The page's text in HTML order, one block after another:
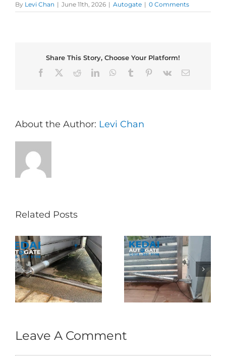
By Levi Chan | June 11th, 2026 | Autogate | 0 Comments
Share This Story, Choose Your Platform!
Facebook
RedditLinkedInWhatsApp
Tumblr Pinterest
Vk Email
About the Author: Levi Chan
Related Posts
Autogate USJ –
Tukar 1 Unit OAE
333A Arm
Autogate
Folding Auto Gate
Repair in Puncak
Jalil – Auto Gate
Roller & Arm
Replacement
Leave A Comment